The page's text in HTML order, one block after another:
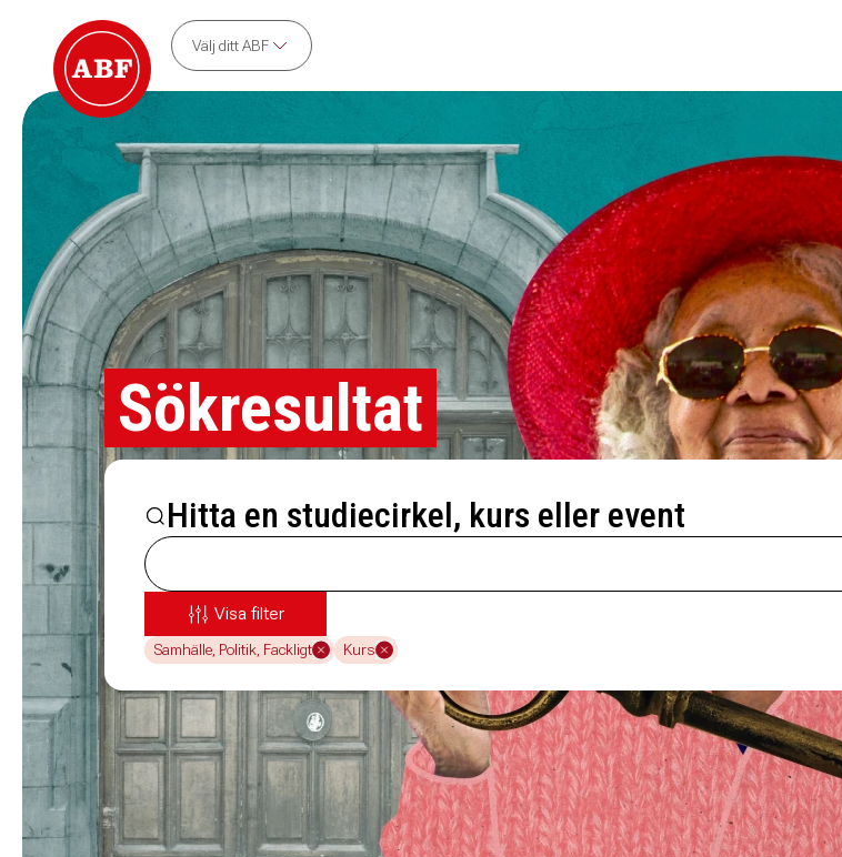
Välj ditt ABF
Sökresultat
Hitta en studiecirkel, kurs eller event
Visa filter
Samhälle, Politik, Fackligt Kurs